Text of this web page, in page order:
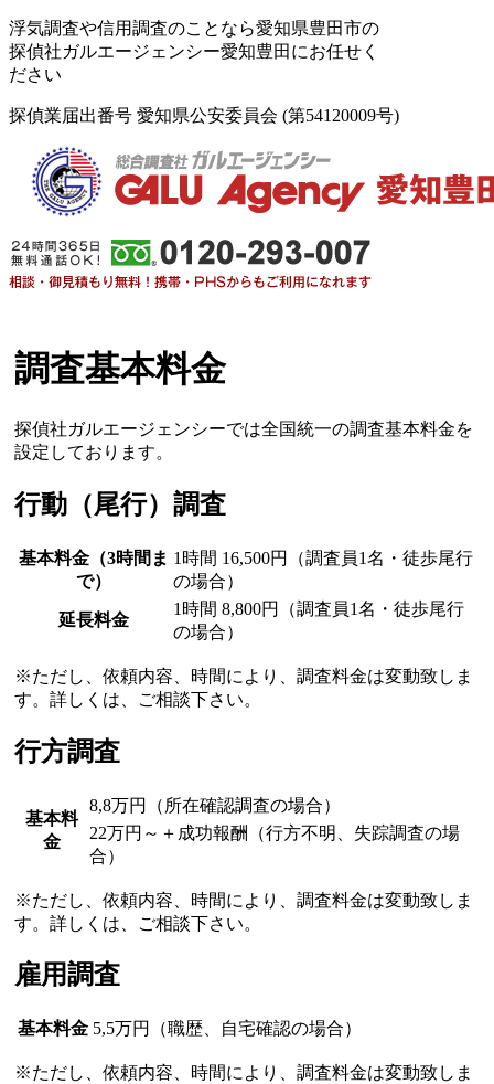
浮気調査や信用調査のことなら愛知県豊田市の
探偵社ガルエージェンシー愛知豊田にお任せく
ださい
探偵業届出番号 愛知県公安委員会 (第54120009号)
調査基本料金
探偵社ガルエージェンシーでは全国統一の調査基本料金を
設定しております。
行動（尾行）調査
基本料金（3時間ま
で）
1時間 16,500円（調査員1名・徒歩尾行
の場合）
延長料金
1時間 8,800円（調査員1名・徒歩尾行
の場合）
※ただし、依頼内容、時間により、調査料金は変動致しま
す。詳しくは、ご相談下さい。
行方調査
基本料
金
8,8万円（所在確認調査の場合）
22万円～＋成功報酬（行方不明、失踪調査の場
合）
※ただし、依頼内容、時間により、調査料金は変動致しま
す。詳しくは、ご相談下さい。
雇用調査
基本料金 5,5万円（職歴、自宅確認の場合）
※ただし、依頼内容、時間により、調査料金は変動致しま